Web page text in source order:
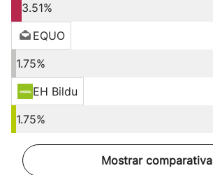
3.51%
EQUO
1.75%
EH Bildu
1.75%
Mostrar comparativa